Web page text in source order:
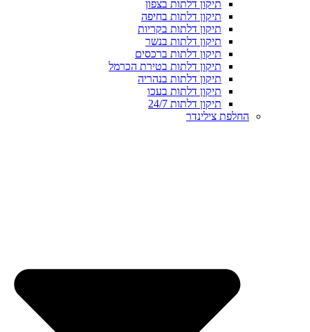
תיקון דלתות בצפון
תיקון דלתות בחיפה
תיקון דלתות בקריות
תיקון דלתות בנשר
תיקון דלתות ברכסים
תיקון דלתות בטירת הכרמל
תיקון דלתות בנהריה
תיקון דלתות בעכו
תיקון דלתות 24/7
החלפת צילינדר